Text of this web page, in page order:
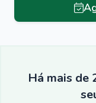
Há mais de